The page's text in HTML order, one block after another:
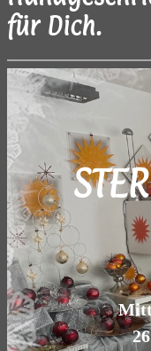
für Dich.